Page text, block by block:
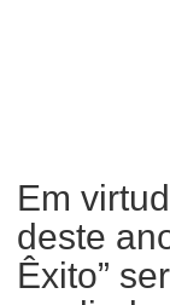
Em
deste
Êxito”